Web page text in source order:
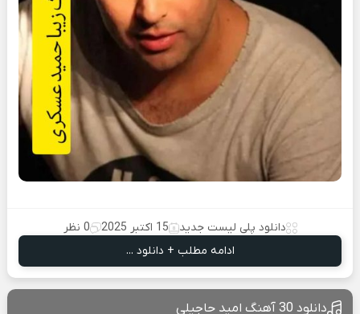
دانلود پلی لیست جدید 15 اکتبر 2025
0 نظر
ادامه مطلب + دانلود ...
دانلود 30 آهنگ امید حاجیلی